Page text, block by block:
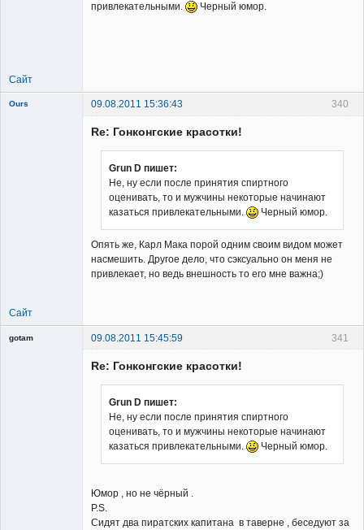
привлекательными.
Черный юмор.
Сайт
340
Ours 09.08.2011 15:36:43
Re: Гонконгские красотки!
Grun D пишет:
Не, ну если после принятия спиртного
оценивать, то и мужчины некоторые начинают
казаться привлекательными.
Черный юмор.
Опять же, Карл Мака порой одним своим видом может
насмешить. Другое дело, что сэксуально он меня не
привлекает, но ведь внешность то его мне важна;)
Сайт
341
gotam
09.08.2011 15:45:59
Re: Гонконгские красотки!
Grun D пишет:
Не, ну если после принятия спиртного
оценивать, то и мужчины некоторые начинают
казаться привлекательными.
Черный юмор.
Юмор , но не чёрный .
P.S.
Сидят два пиратских капитана в таверне , беседуют за